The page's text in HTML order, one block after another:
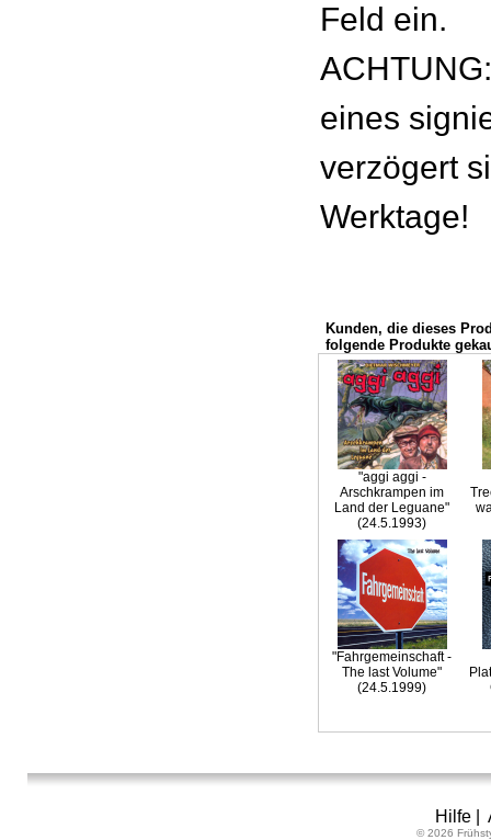
Feld ein.
eines
verzögert
Werktage!
Kunden, die dieses
folgende Produkte
"aggi aggi -
Arschkrampen im
Land der Leguane"
(24.5.1993)
"Fahrgemeinschaft -
The last Volume"
(24.5.1999)
Hilfe|
© 2026